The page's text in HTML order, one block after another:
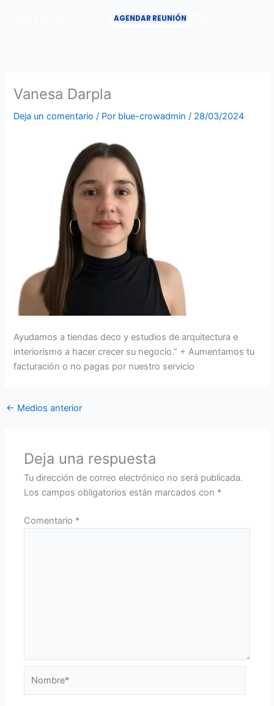
AGENDAR REUNIÓN
Vanesa Darpla
Deja un comentario / Por blue-crowadmin/ 28/03/2024
Ayudamos a tiendas deco y estudios de arquitectura e
interiorismo a hacer crecer su negocio.” + Aumentamos tu
facturación o no pagas por nuestro servicio
← Medios anterior
Deja una respuesta
Tu dirección de correo electrónico no será publicada.
Los campos obligatorios están marcados con *
Comentario *